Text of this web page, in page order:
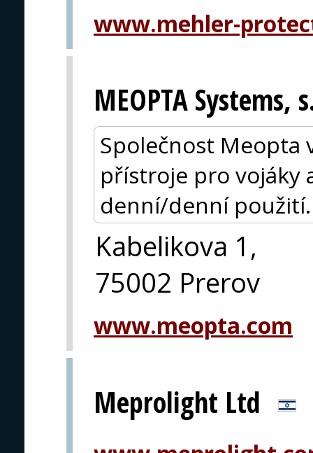
www.mehler-
MEOPTA Systems,
Společnost Meopta
přístroje pro vojáky
denní/denní použití.
Kabelikova 1,
75002 Prerov
www.meopta.com
Meprolight Ltd